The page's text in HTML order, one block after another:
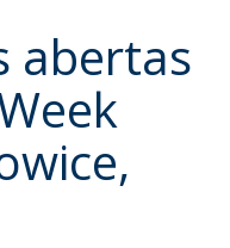
abertas